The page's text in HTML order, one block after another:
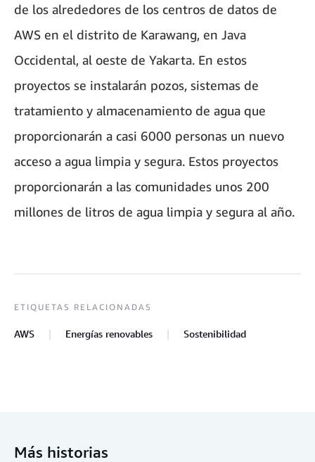
de los alrededores de los centros de datos de
AWS en el distrito de Karawang, en Java
Occidental, al oeste de Yakarta. En estos
proyectos se instalarán pozos, sistemas de
tratamiento y almacenamiento de agua que
proporcionarán a casi 6000 personas un nuevo
acceso a agua limpia y segura. Estos proyectos
proporcionarán a las comunidades unos 200
millones de litros de agua limpia y segura al año.
ETIQUETAS RELACIONADAS
AWS Energías renovables Sostenibilidad
Más historias